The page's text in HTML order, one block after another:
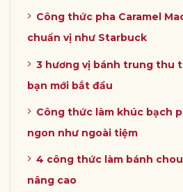
Công thức pha Caramel
chuẩn vị như Starbuck
3 hương vị bánh trung thu
bạn mới bắt đầu
Công thức làm khúc bạch
ngon như ngoài tiệm
4 công thức làm bánh
nâng cao